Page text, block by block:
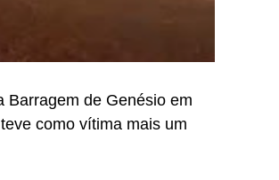
Barragem de Genésio em
como vítima mais um